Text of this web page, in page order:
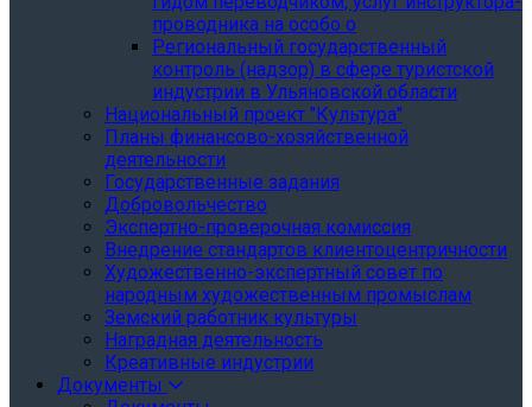
проводника на особо о
Региональный государственный
контроль (надзор) в сфере туристской
индустрии в Ульяновской области
Национальный проект "Культура"
Планы финансово-хозяйственной
деятельности
Государственные задания
Добровольчество
Экспертно-проверочная комиссия
Внедрение стандартов клиентоцентричности
Художественно-экспертный совет по
народным художественным промыслам
Земский работник культуры
Наградная деятельность
Креативные индустрии
Документы